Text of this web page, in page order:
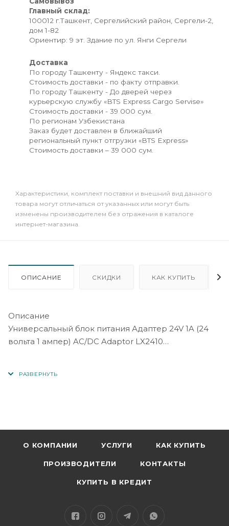
Главный склад:
100012 г.Ташкент, Сергелийский район, Сергели-2,
дом 1-82
Ориентир: 9 эт. Здание по ул. Янги Сергели
Доставка
По городу Ташкенту - Яндекс такси.
Стоимость доставки - по факту отправки.
По городу Ташкенту - До дверей через
курьерскую службу «BTS Express Cargo Servise»
Стоимость доставки - 39 000 сум.
По регионам Узбекистана
Заказ будет доставлен в ближайший
региональный пункт отгрузки «BTS Express»
Стоимость доставки – 39 000 сум.
Xарактеристики, комплект поставки и внешний вид данного
товара могут отличаться от указанных или могут быть
изменены производителем без отражения в каталоге
интернет-магазина.
ОПИСАНИЕ СКИДКИ КАК КУПИТЬ
Описание
Универсальный блок питания Адаптер 24V 1A (24
вольта 1 ампер) AC/DC Adaptor LX2410
систем видеонаблюдения и различных
электронных модулей. Часто используется как
беспроводного маршрутизатора, модема DSL,
сетевого концентратора, коммутатора, камер
Импульсный блок питания преобразовывает
О КОМПАНИИ УСЛУГИ КАК КУПИТЬ
ПРОИЗВОДИТЕЛИ КОНТАКТЫ
КУПИТЬ В КРЕДИТ